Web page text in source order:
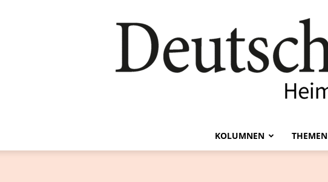
KOLUMNEN THEMEN